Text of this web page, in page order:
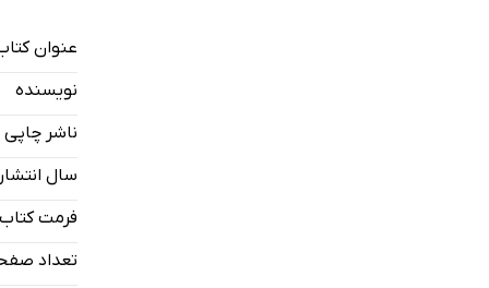
اصول
یک
رهبر کامل
عنوان
نویسنده
ناشر چاپی
سال انتشار
فرمت کتاب
تعداد